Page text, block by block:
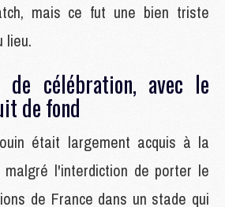
mais ce fut une bien triste
lieu.
de célébration, avec le
de fond
était largement acquis à la
l'interdiction de porter le
de France dans un stade qui